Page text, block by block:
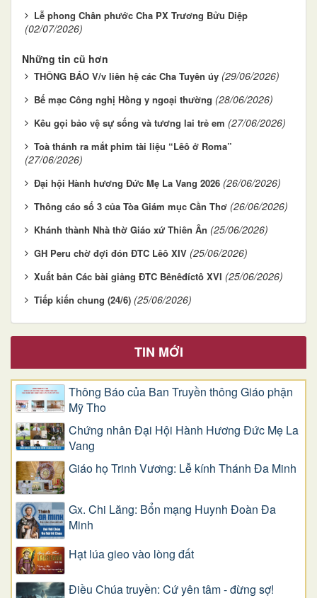
Lễ phong Chân phước Cha PX Trương Bửu Diệp
(02/07/2026)
Những tin cũ hơn
THÔNG BÁO V/v liên hệ các Cha Tuyên úy (29/06/2026)
Bế mạc Công nghị Hồng y ngoại thường (28/06/2026)
Kêu gọi bảo vệ sự sống và tương lai trẻ em (27/06/2026)
Toà thánh ra mắt phim tài liệu “Lêô ở Roma”
(27/06/2026)
Đại hội Hành hương Đức Mẹ La Vang 2026 (26/06/2026)
Thông cáo số 3 của Tòa Giám mục Cần Thơ (26/06/2026)
Khánh thành Nhà thờ Giáo xứ Thiên Ân (25/06/2026)
GH Peru chờ đợi đón ĐTC Lêô XIV (25/06/2026)
Xuất bản Các bài giảng ĐTC Bênêđíctô XVI (25/06/2026)
Tiếp kiến chung (24/6) (25/06/2026)
TIN MỚI
Thông Báo của Ban Truyền thông Giáo phận
Mỹ Tho
Chứng nhân Đại Hội Hành Hương Đức Mẹ La
Vang
Giáo họ Trinh Vương: Lễ kính Thánh Đa Minh
Gx. Chi Lăng: Bổn mạng Huynh Đoàn Đa
Minh
Hạt lúa gieo vào lòng đất
Điều Chúa truyền: Cứ yên tâm - đừng sợ!